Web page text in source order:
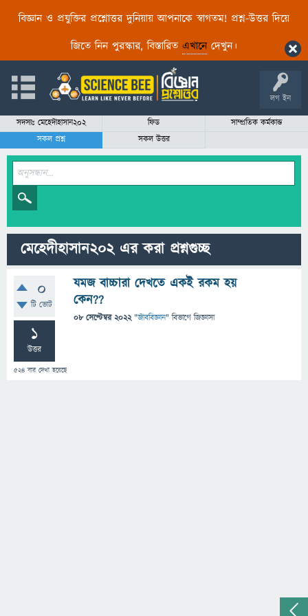
বিজ্ঞান ও প্রযুক্তির প্রশ্নোত্তর দুনিয়ায় আপনাকে স্বাগতম! প্রশ্ন-উত্তর দিয়ে
জিতে নিন পুরস্কার, বিস্তারিত এখানেদেখুন।
লগ ইন
সদস্যঃ মেহেদীহাসান২০২ ফিড
সাম্প্রতিক কর্মকান্ড
সকল প্রশ্ন
সকল উত্তর
মেহেদীহাসান২০২ এর করা প্রশ্নগুচ্ছ
0
টি ভোট
1
উত্তর
524 বার দেখা হয়েছে
যমজ বাচ্চারা দেখতে একই রকম হয়
কেন??
08 সেপ্টেম্বর 2022 "জীববিজ্ঞান" বিভাগে জিজ্ঞাসা